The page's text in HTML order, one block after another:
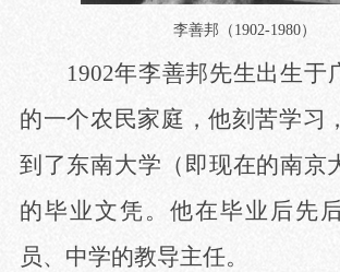
李善邦（ 1902-1980）
1902年李善邦先生出生于
的一个农民家庭，他刻苦学习
到了东南大学（即现在的南京
的毕业文凭。他在毕业后先
员、中学的教导主任。